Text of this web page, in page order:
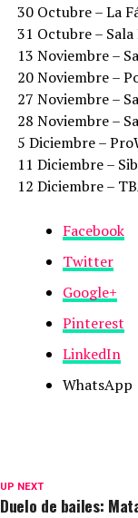
30 Octubre – La
31 Octubre –
13 Noviembre –
20 Noviembre –
27 Noviembre –
28 Noviembre –
5 Diciembre –
11 Diciembre –
12 Diciembre –
Facebook
Twitter
Google+
Pinterest
LinkedIn
WhatsApp
UP NEXT
Duelo de bailes: